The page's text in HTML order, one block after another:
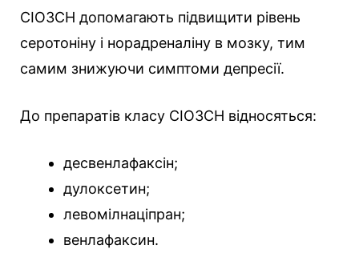
СІОЗСН допомагають підвищити рівень
серотоніну і норадреналіну в мозку, тим
самим знижуючи симптоми депресії.
До препаратів класу СІОЗСН відносяться:
десвенлафаксін;
дулоксетин;
левомілнаціпран;
венлафаксин.